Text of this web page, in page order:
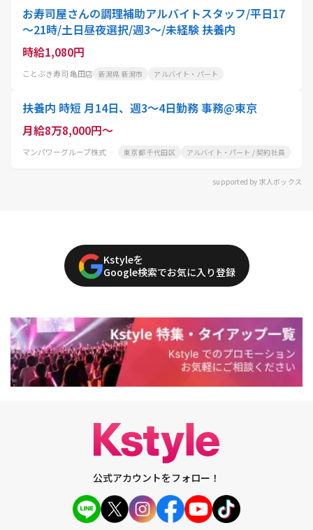
お寿司屋さんの調理補助アルバイトスタッフ/平日17
～21時/土日昼夜選択/週3～/未経験 扶養内
時給1,080円
ことぶき寿司 亀田店 新潟県 新潟市 アルバイト・パート
扶養内 時短 月14日、週3～4日勤務 事務@東京
月給8万8,000円～
マンパワーグループ株式会社 東京都 千代田区 アルバイト・パート / 契約社員
supported by 求人ボックス
Kstyleを
Google検索でお気に入り登録
公式アカウントをフォロー！